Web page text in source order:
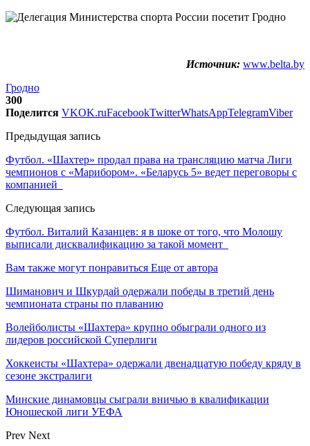
Источник: www.belta.by
Гродно
300
Поделится VKOK.ruFacebookTwitterWhatsAppTelegramViber
Предыдущая запись
Футбол. «Шахтер» продал права на трансляцию матча Лиги
чемпионов с «Марибором». «Беларусь 5» ведет переговоры с
компанией
Следующая запись
Футбол. Виталий Казанцев: я в шоке от того, что Молошу
выписали дисквалификацию за такой момент
Вам также могут понравиться Еще от автора
Шиманович и Шкурдай одержали победы в третий день
чемпионата страны по плаванию
Волейболисты «Шахтера» крупно обыграли одного из
лидеров российской Суперлиги
Хоккеисты «Шахтера» одержали двенадцатую победу кряду в
сезоне экстралиги
Минские динамовцы сыграли вничью в квалификации
Юношеской лиги УЕФА
Prev Next